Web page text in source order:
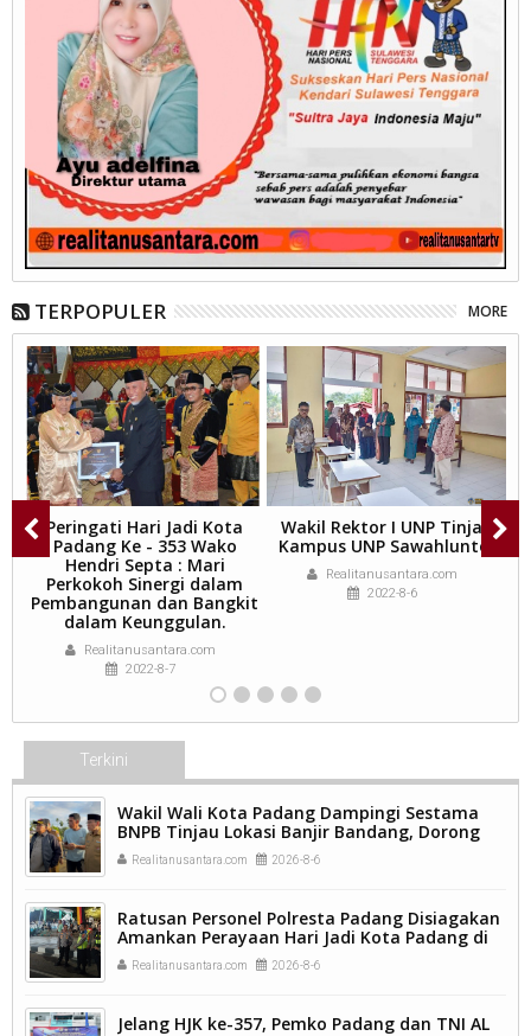
TERPOPULER MORE
Peringati Hari Jadi Kota
Padang Ke - 353 Wako
Hendri Septa : Mari
Perkokoh Sinergi dalam
Pembangunan dan Bangkit
dalam Keunggulan.
Realitanusantara.com
2022-8-7
Wakil Rektor I UNP Tinjau
Kampus UNP Sawahlunto.
Realitanusantara.com
2022-8-6
Terkini
Wakil Wali Kota Padang Dampingi Sestama
BNPB Tinjau Lokasi Banjir Bandang, Dorong
Percepatan Penanganan Pascabencana.
Realitanusantara.com 2026-8-6
Ratusan Personel Polresta Padang Disiagakan
Amankan Perayaan Hari Jadi Kota Padang di
Kawasan Pantai Padang.
Realitanusantara.com 2026-8-6
Jelang HJK ke-357, Pemko Padang dan TNI AL